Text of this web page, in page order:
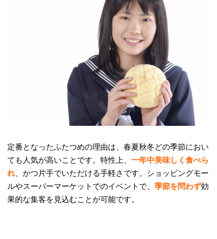
定番となったふたつめの理由は、春夏秋冬どの季節におい
ても人気が高いことです。特性上、 一年中美味しく食べら
れ 、かつ片手でいただける手軽さです。ショッピングモー
ルやスーパーマーケットでのイベントで、 季節を問わず効
果的な集客を見込むことが可能です。